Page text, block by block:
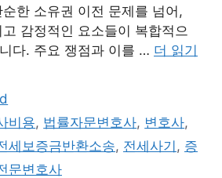
한 소유권 이전 문제를 넘어,
감정적인 요소들이 복합적으
다. 주요 쟁점과 이를 … 더 읽기
비용, 법률자문변호사, 변호사,
세보증금반환소송, 전세사기 , 증
문변호사